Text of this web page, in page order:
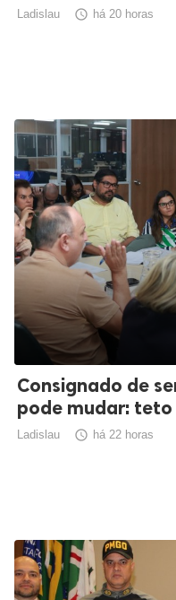
Ladislau  há 20 horas
Consignado de
pode mudar: teto
Ladislau  há 22 horas